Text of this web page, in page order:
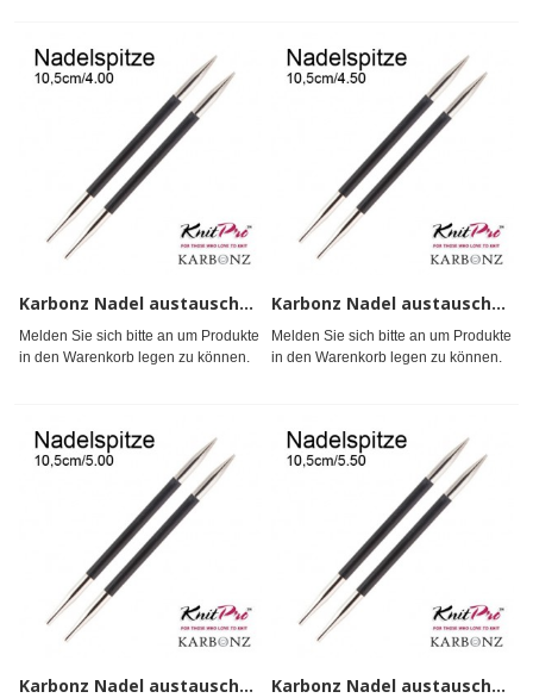
Karbonz Nadel austauschb. 4
Melden Sie sich bitte an um Produkte
in den Warenkorb legen zu können.
Karbonz Nadel austauschb. 4,5
Melden Sie sich bitte an um Produkte
in den Warenkorb legen zu können.
Karbonz Nadel austauschb. 5 Karbonz Nadel austauschb. 5,5